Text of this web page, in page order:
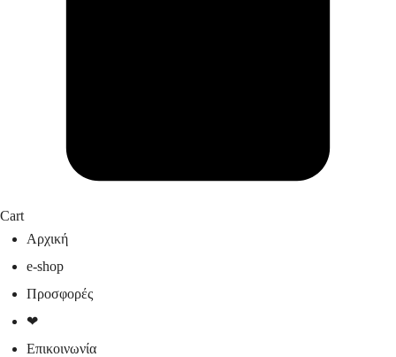
Cart
Αρχική
e-shop
Προσφορές
❤
Επικοινωνία